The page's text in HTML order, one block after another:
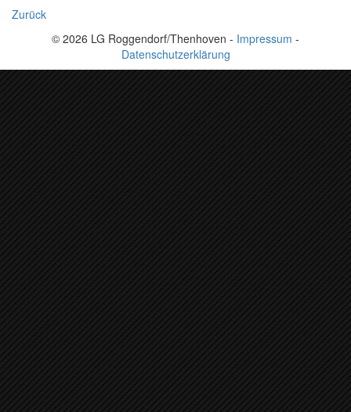
Zurück
© 2026 LG Roggendorf/Thenhoven - Impressum -
Datenschutzerklärung